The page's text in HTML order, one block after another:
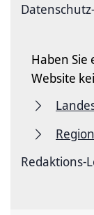
Haben
Website
Redaktions-